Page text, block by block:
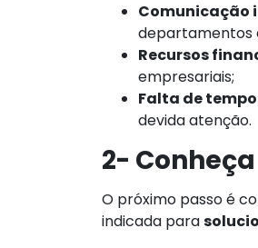
Comunicação
departamentos
Recursos
empresariais;
Falta de
devida atenção.
2-
O próximo passo é
indicada para